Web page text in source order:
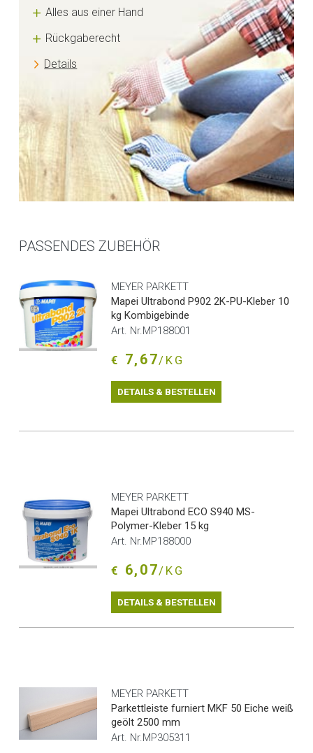
Alles aus einer Hand
Rückgaberecht
Details
PASSENDES ZUBEHÖR
MEYER PARKETT
Mapei Ultrabond P902 2K-PU-Kleber 10
kg Kombigebinde
Art. Nr.MP188001
€ 7,67/KG
DETAILS & BESTELLEN
MEYER PARKETT
Mapei Ultrabond ECO S940 MS-
Polymer-Kleber 15 kg
Art. Nr.MP188000
€ 6,07/KG
DETAILS & BESTELLEN
MEYER PARKETT
Parkettleiste furniert MKF 50 Eiche weiß
geölt 2500 mm
Art. Nr.MP305311